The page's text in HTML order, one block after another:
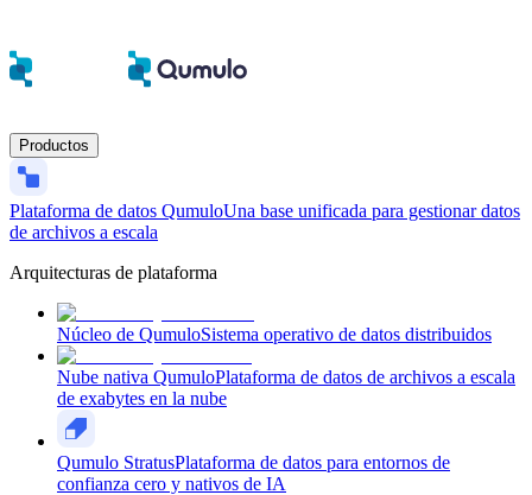
Productos
Plataforma de datos QumuloUna base unificada para gestionar datos
de archivos a escala
Arquitecturas de plataforma
Núcleo de QumuloSistema operativo de datos distribuidos
Nube nativa QumuloPlataforma de datos de archivos a escala
de exabytes en la nube
Qumulo StratusPlataforma de datos para entornos de
confianza cero y nativos de IA